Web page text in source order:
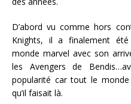
D’abord vu comme hors
Knights, il a finalement
monde marvel avec son
les Avengers de
popularité car tout le
qu’il faisait là.